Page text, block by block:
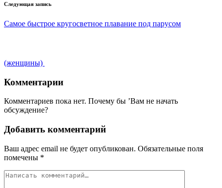
Следующая запись
Самое быстрое кругосветное плавание под парусом
(женщины)
Комментарии
Комментариев пока нет. Почему бы ’Вам не начать
обсуждение?
Добавить комментарий
Ваш адрес email не будет опубликован. Обязательные поля
помечены *